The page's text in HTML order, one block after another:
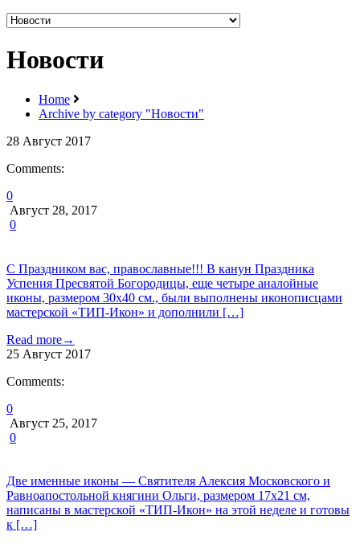
Новости
Home
Archive by category "Новости"
28 Август 2017
Comments:
0
Август 28, 2017
0
С Праздником вас, православные!!! В канун Праздника
Успения Пресвятой Богородицы, еще четыре аналойные
иконы, размером 30х40 см., были выполнены иконописцами
мастерской «ТИП-Икон» и дополнили […]
Read more→
25 Август 2017
Comments:
0
Август 25, 2017
0
Две именные иконы — Святителя Алексия Московского и
Равноапостольной княгини Ольги, размером 17х21 см,
написаны в мастерской «ТИП-Икон» на этой неделе и готовы
к […]